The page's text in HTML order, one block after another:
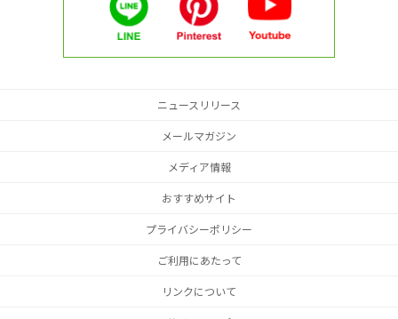
ニュースリリース
メールマガジン
メディア情報
おすすめサイト
プライバシーポリシー
ご利用にあたって
リンクについて